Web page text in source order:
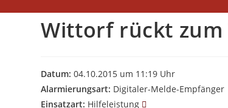
Wittorf rückt
Datum: 04.10.2015 um 11:19 Uhr
Alarmierungsart: Digitaler-Melde-Empfänger
Einsatzart: Hilfeleistung